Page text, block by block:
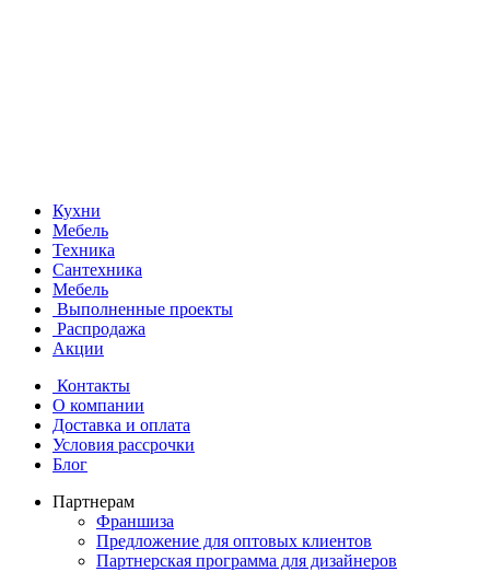
Кухни
Мебель
Техника
Сантехника
Мебель
Выполненные проекты
Распродажа
Акции
Контакты
О компании
Доставка и оплата
Условия рассрочки
Блог
Партнерам
Франшиза
Предложение для оптовых клиентов
Партнерская программа для дизайнеров